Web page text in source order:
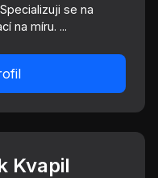
se na
na míru. ...
Kvapil